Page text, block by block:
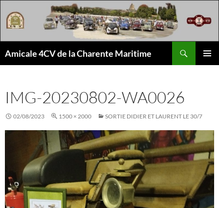
au
contenu
Amicale 4CV de la Charente Maritime
IMG-20230802-WA0026
02/08/2023 1500 × 2000 SORTIE DIDIER ET LAURENT LE 30/7